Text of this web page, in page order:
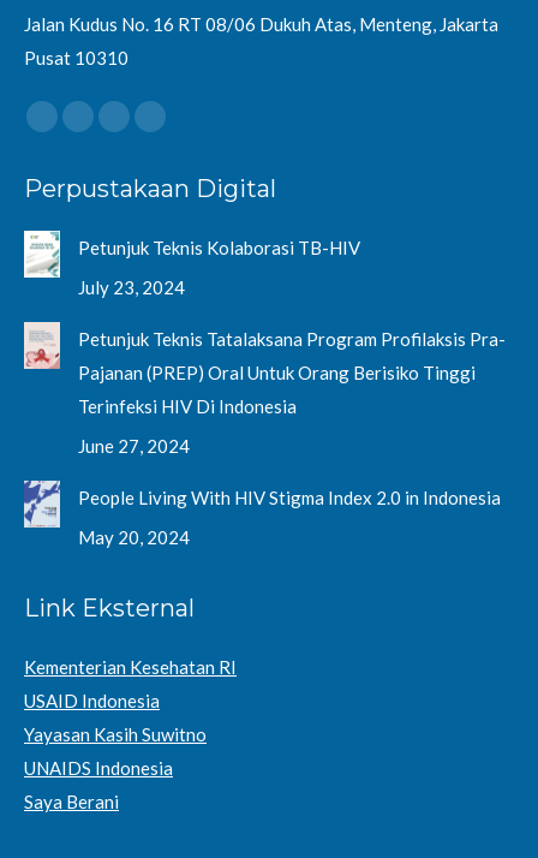
Jalan Kudus No. 16 RT 08/06 Dukuh Atas, Menteng, Jakarta
Pusat 10310
Find us on:
Facebook
opens
new
window
Twitter
opens
new
window
YouTube
opens
new
window
Instagram
opens
new
window
Perpustakaan Digital
Petunjuk Teknis Kolaborasi TB-HIV
July 23, 2024
Petunjuk Teknis Tatalaksana Program Profilaksis Pra-
Pajanan (PREP) Oral Untuk Orang Berisiko Tinggi
Terinfeksi HIV Di Indonesia
June 27, 2024
People Living With HIV Stigma Index 2.0 in Indonesia
May 20, 2024
Link Eksternal
Kementerian Kesehatan RI
USAID Indonesia
Yayasan Kasih Suwitno
UNAIDS Indonesia
Saya Berani